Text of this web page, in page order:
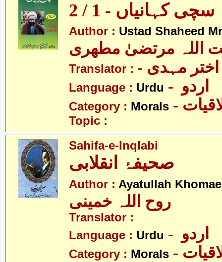
سچی کہانیاں - 1 / 2
Author : Ustad Shaheed
اللہ مرتضیٰ مطھری
Translator :
Language : Urdu
Category : Morals
Topic :
Sahifa-e-Inqlabi
صحیفۂ انقلابی
Author : Ayatullah
روح اللہ خمینی
Translator :
Language : Urdu
Category : Morals